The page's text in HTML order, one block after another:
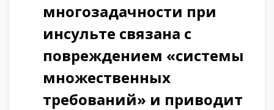
многозадачности при
инсульте связана с
повреждением «системы
множественных
требований» и приводит